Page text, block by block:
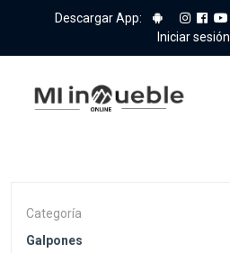
Descargar App:
Iniciar sesión
Categoría
Galpones